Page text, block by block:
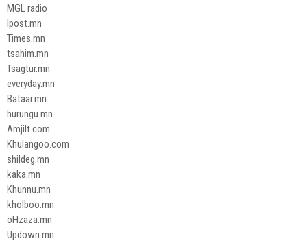
MGL radio
Ipost.mn
Times.mn
tsahim.mn
Tsagtur.mn
everyday.mn
Bataar.mn
hurungu.mn
Amjilt.com
Khulangoo.com
shildeg.mn
kaka.mn
Khunnu.mn
kholboo.mn
oHzaza.mn
Updown.mn